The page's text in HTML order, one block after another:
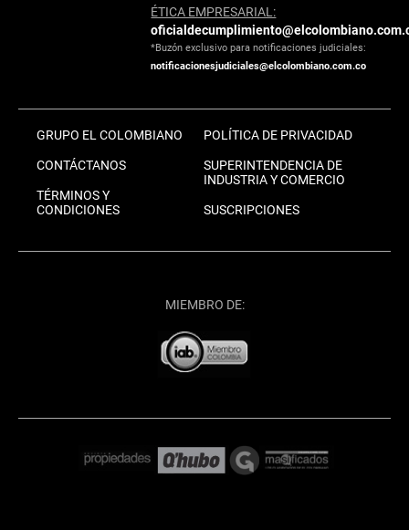
ÉTICA EMPRESARIAL:
*Buzón exclusivo para notificaciones judiciales:
notificacionesjudiciales@elcolombiano.com.co
GRUPO EL COLOMBIANO
CONTÁCTANOS
TÉRMINOS Y
CONDICIONES
POLÍTICA DE PRIVACIDAD
SUPERINTENDENCIA DE
INDUSTRIA Y COMERCIO
SUSCRIPCIONES
MIEMBRO DE: